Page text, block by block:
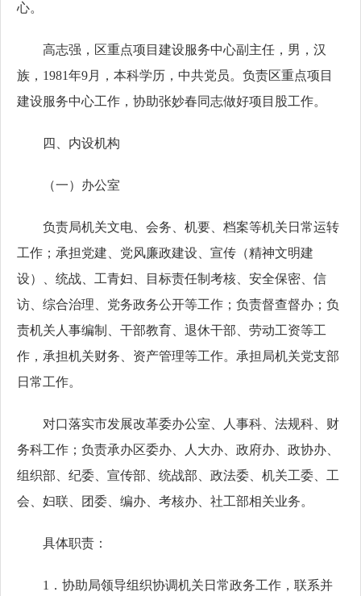
心。
高志强，区重点项目建设服务中心副主任，男，汉
族，1981年9月，本科学历，中共党员。负责区重点项目
建设服务中心工作，协助张妙春同志做好项目股工作。
四、内设机构
（一）办公室
负责局机关文电、会务、机要、档案等机关日常运转
工作；承担党建、党风廉政建设、宣传（精神文明建
设）、统战、工青妇、目标责任制考核、安全保密、信
访、综合治理、党务政务公开等工作；负责督查督办；负
责机关人事编制、干部教育、退休干部、劳动工资等工
作，承担机关财务、资产管理等工作。承担局机关党支部
日常工作。
对口落实市发展改革委办公室、人事科、法规科、财
务科工作；负责承办区委办、人大办、政府办、政协办、
组织部、纪委、宣传部、统战部、政法委、机关工委、工
会、妇联、团委、编办、考核办、社工部相关业务。
具体职责：
1．协助局领导组织协调机关日常政务工作，联系并